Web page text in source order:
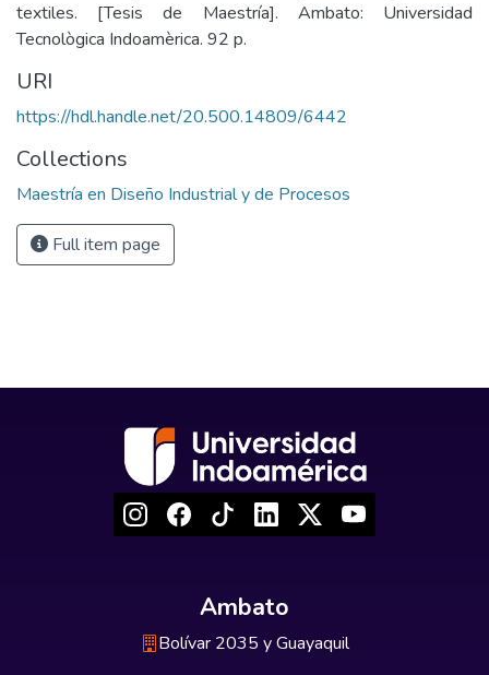
textiles. [Tesis de Maestría]. Ambato: Universidad
Tecnològica Indoamèrica. 92 p.
URI
https://hdl.handle.net/20.500.14809/6442
Collections
Maestría en Diseño Industrial y de Procesos
Full item page
Ambato
Bolívar 2035 y Guayaquil